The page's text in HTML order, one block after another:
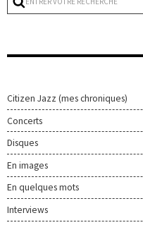
Citizen Jazz (mes chroniques)
Concerts
Disques
En images
En quelques mots
Interviews